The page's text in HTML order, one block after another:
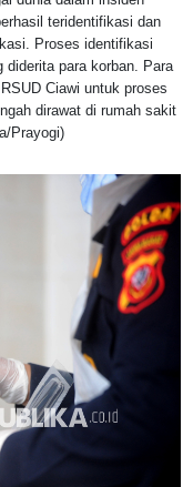
teridentifikasi dan
Proses identifikasi
diderita para korban. Para
Ciawi untuk proses
dirawat di rumah sakit
Prayogi)